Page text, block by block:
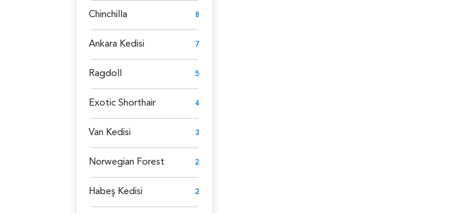
Chinchilla 8
Ankara Kedisi 7
Ragdoll 5
Exotic Shorthair 4
Van Kedisi 3
Norwegian Forest 2
Habeş Kedisi 2